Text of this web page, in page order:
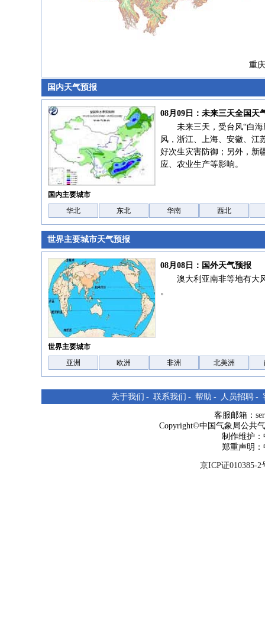
重
国内天气预报
08月09日：未来三天全国天
未来三天，受台风“白
风，浙江、上海、安徽、江
好次生灾害防御；另外，新
应、农业生产等影响。
国内主要城市
华北
东北 华南 西北
世界主要城市天气预报
08月08日：国外天气预报
澳大利亚南非等地有大
。
世界主要城市
亚洲
欧洲 非洲 北美洲
关于我们 - 联系我们 - 帮助 - 人员招聘 -
客服邮箱：
Copyright©中国气象局公共
制作维护
郑重声明
京ICP证010385-2